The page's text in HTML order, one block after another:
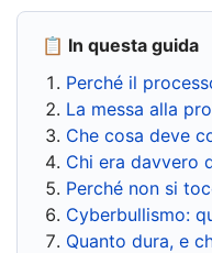
📋 In questa guida
Perché il
La messa alla
Che cosa deve
Chi era davvero
Perché non si
Cyberbullismo:
Quanto dura, e